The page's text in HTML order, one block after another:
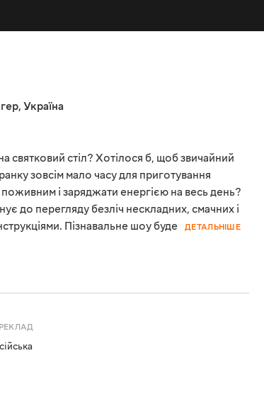
, Україна
святковий стіл? Хотілося б, щоб звичайний
зовсім мало часу для приготування
і заряджати енергією на весь день?
до перегляду безліч нескладних, смачних і
Пізнавальне шоу буде
ДЕТАЛЬНІШЕ